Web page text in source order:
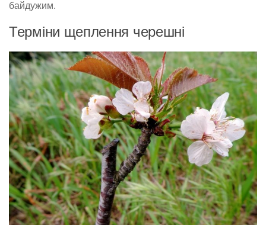
байдужим.
Терміни щеплення черешні